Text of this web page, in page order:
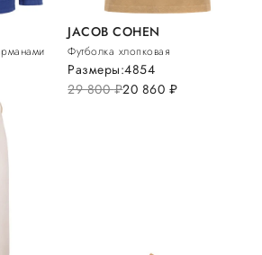
JACOB COHEN
Футболка хлопковая
29 800руб.20 860 руб.
Размеры:4854